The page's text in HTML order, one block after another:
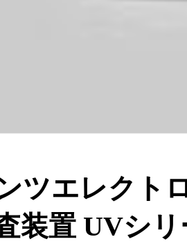
ンツエレクト
装置 UVシ